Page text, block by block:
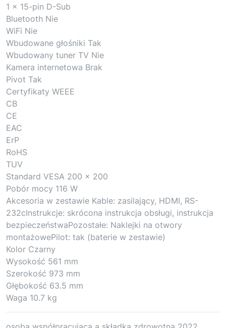
1 x 15-pin D-Sub
Bluetooth Nie
WiFi Nie
Wbudowane głośniki Tak
Wbudowany tuner TV Nie
Kamera internetowa Brak
Pivot Tak
Certyfikaty WEEE
CB
CE
EAC
ErP
RoHS
TUV
Standard VESA 200 x 200
Pobór mocy 116 W
Akcesoria w zestawie Kable: zasilający, HDMI, RS-
232cInstrukcje: skrócona instrukcja obsługi, instrukcja
bezpieczeństwaPozostałe: Naklejki na otwory
montażowePilot: tak (baterie w zestawie)
Kolor Czarny
Wysokość 561 mm
Szerokość 973 mm
Głębokość 63.5 mm
Waga 10.7 kg